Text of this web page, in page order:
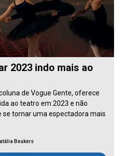
2023 indo mais ao
de Vogue Gente, oferece
ao teatro em 2023 e não
se tornar uma espectadora mais
Beukers